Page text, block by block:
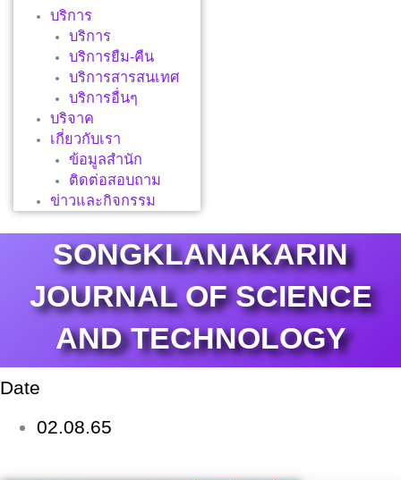
บริการ
บริการ
บริการยืม-คืน
บริการสารสนเทศ
บริการอื่นๆ
บริจาค
เกี่ยวกับเรา
ข้อมูลสำนัก
ติดต่อสอบถาม
ข่าวและกิจกรรม
SONGKLANAKARIN
JOURNAL OF SCIENCE
AND TECHNOLOGY
Date
02.08.65